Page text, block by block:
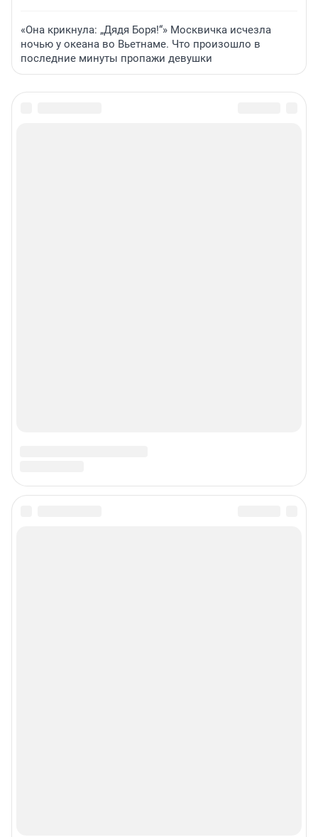
«Она крикнула: „Дядя Боря!“» Москвичка исчезла
ночью у океана во Вьетнаме. Что произошло в
последние минуты пропажи девушки